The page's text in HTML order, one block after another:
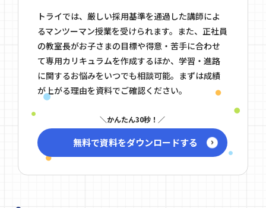
トライでは、厳しい採用基準を通過した講師によ
るマンツーマン授業を受けられます。また、正社員
の教室長がお子さまの目標や得意・苦手に合わせ
て専用カリキュラムを作成するほか、学習・進路
に関するお悩みをいつでも相談可能。まずは成績
が上がる理由を資料でご確認ください。
かんたん30秒！
無料で資料をダウンロードする